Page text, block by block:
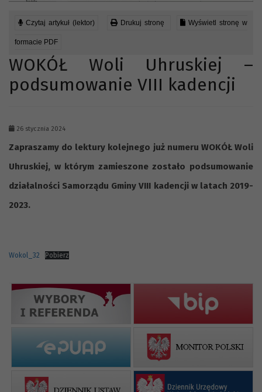
Czytaj artykuł (lektor) Drukuj stronę Wyświetl stronę w
formacie PDF
WOKÓŁ Woli Uhruskiej –
podsumowanie VIII kadencji
26 stycznia 2024
Zapraszamy do lektury kolejnego już numeru WOKÓŁ Woli
Uhruskiej, w którym zamieszone zostało podsumowanie
działalności Samorządu Gminy VIII kadencji w latach 2019-
2023.
Wokol_32 Pobierz